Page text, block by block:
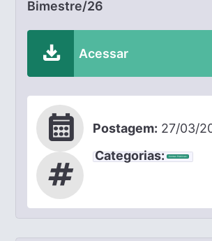
Bimestre/26
download Acessar
calendar_month Postagem: 27/03/
tag
Categorias: Contas Públicas